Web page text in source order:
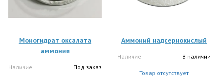
Моногидрат оксалата
аммония
Наличие Под заказ
Аммоний надсернокислый
Наличие В наличии
Товар отсутствует